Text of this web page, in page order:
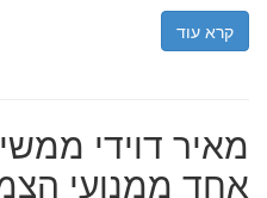
קרא עוד
מאיר דוידי
אחד ממנועי